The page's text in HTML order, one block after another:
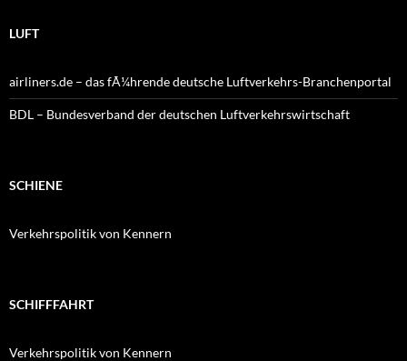
LUFT
airliners.de – das fÃ¼hrende deutsche Luftverkehrs-Branchenportal
BDL – Bundesverband der deutschen Luftverkehrswirtschaft
SCHIENE
Verkehrspolitik von Kennern
SCHIFFFAHRT
Verkehrspolitik von Kennern